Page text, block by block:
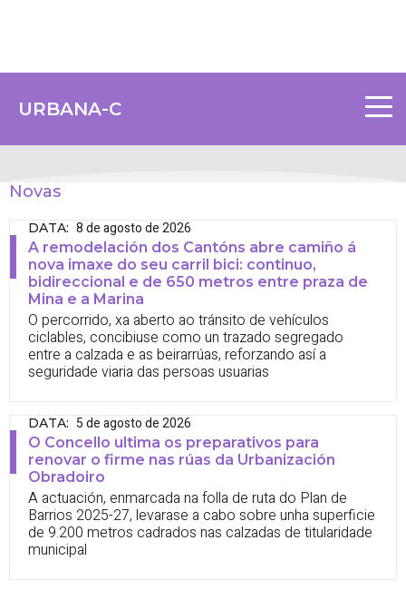
URBANA-C
Novas
DATA: 8 de agosto de 2026
A remodelación dos Cantóns abre camiño á
nova imaxe do seu carril bici: continuo,
bidireccional e de 650 metros entre praza de
Mina e a Marina
O percorrido, xa aberto ao tránsito de vehículos
ciclables, concibiuse como un trazado segregado
entre a calzada e as beirarrúas, reforzando así a
seguridade viaria das persoas usuarias
DATA: 5 de agosto de 2026
O Concello ultima os preparativos para
renovar o firme nas rúas da Urbanización
Obradoiro
A actuación, enmarcada na folla de ruta do Plan de
Barrios 2025-27, levarase a cabo sobre unha superficie
de 9.200 metros cadrados nas calzadas de titularidade
municipal